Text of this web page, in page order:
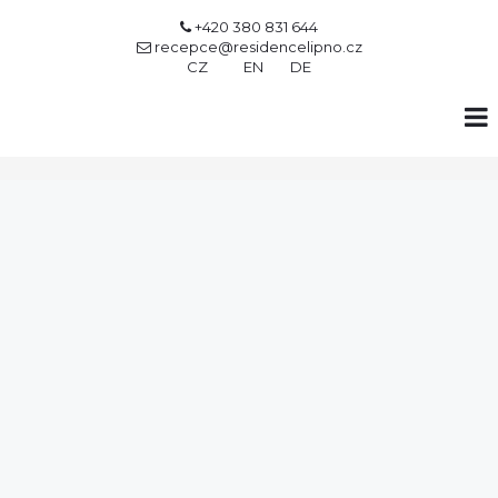
 +420 380 831 644
 recepce@residencelipno.cz
CZ
EN DE